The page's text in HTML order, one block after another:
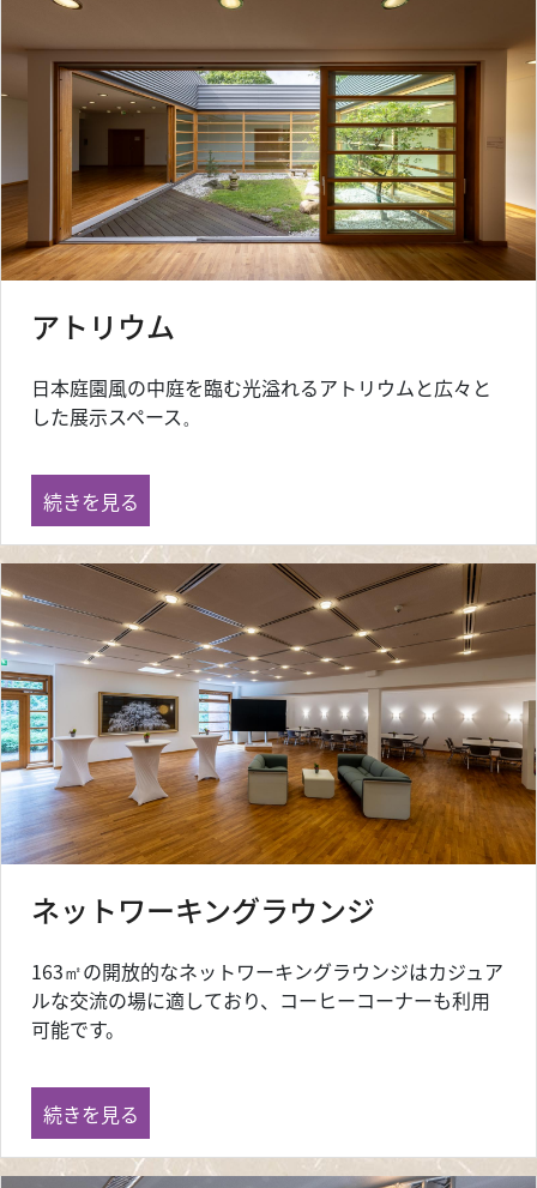
アトリウム
日本庭園風の中庭を臨む光溢れるアトリウムと広々と
した展示スペース。
アトリウム の
続きを見る
ネットワーキングラウンジ
163㎡の開放的なネットワーキングラウンジはカジュア
ルな交流の場に適しており、コーヒーコーナーも利用
可能です。
ネットワーキングラウンジ の
続きを見る